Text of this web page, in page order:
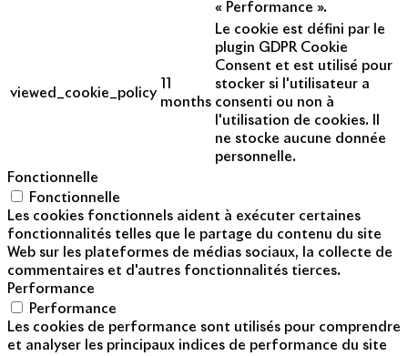
« Performance ».
viewed_cookie_policy
months
Le cookie est défini par le
plugin GDPR Cookie
Consent et est utilisé pour
stocker si l'utilisateur a
consenti ou non à
l'utilisation de cookies. Il
ne stocke aucune donnée
personnelle.
Fonctionnelle
Fonctionnelle
Les cookies fonctionnels aident à exécuter certaines
fonctionnalités telles que le partage du contenu du site
Web sur les plateformes de médias sociaux, la collecte de
commentaires et d'autres fonctionnalités tierces.
Performance
Performance
Les cookies de performance sont utilisés pour comprendre
et analyser les principaux indices de performance du site